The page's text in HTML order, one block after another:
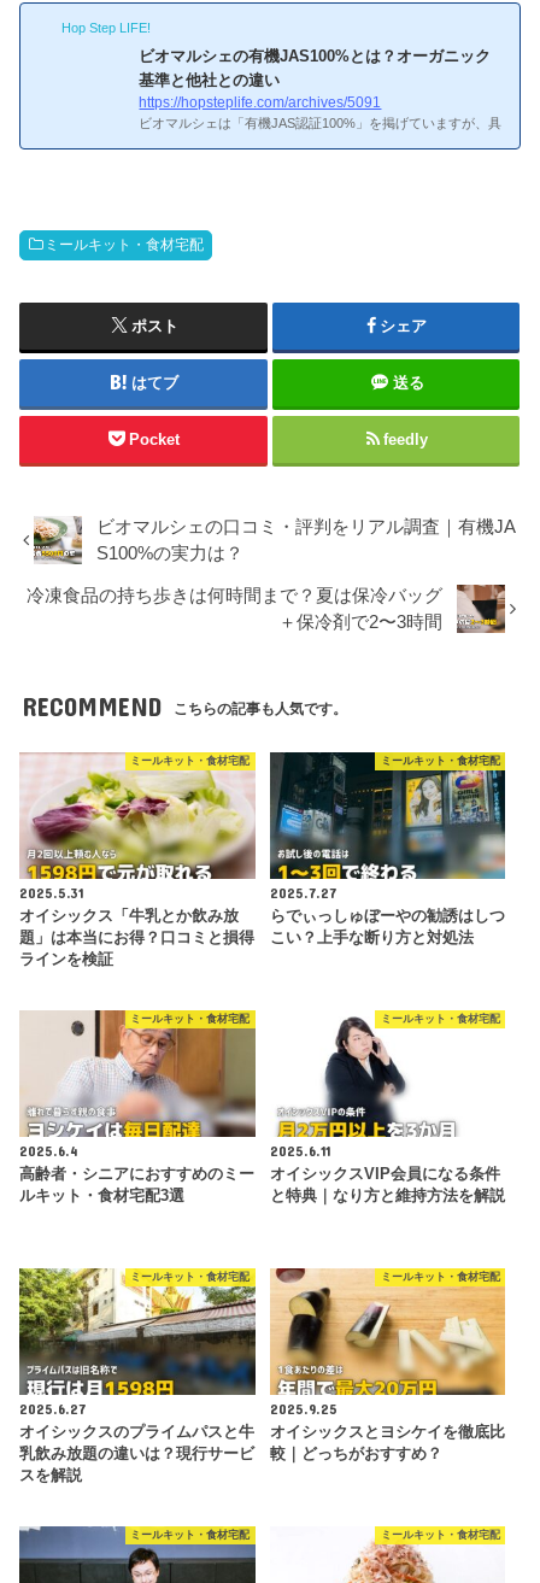
めて聞いた。教えて！年会費5,500円の内訳と考え方年会費5,
500円を月額に換算すると約458円。1か月あたり458円で有
機JAS100%の品質管理・安全基準が保証されると考えれば、
決して高くはありません。スーパーの有機野菜コーナーで同
等品質の野菜を買うよりも安く済むケースも多いです。年会
費の元が取れるか検証のコツがわかってスッキリした！年会
費の元が取れる...
Hop Step LIFE!
ビオマルシェの有機JAS100%とは？オーガニック
基準と他社との違い
https://hopsteplife.com/archives/5091
ビオマルシェは「有機JAS認証100%」を掲げていますが、具
を使わず、3年以上有機栽培を続けた圃場で生産する必要が
0%とはについて整理...
ミールキット・食材宅配
ポスト シェア
はてブ 送る
Pocket feedly
ビオマルシェの口コミ・評判をリアル調査｜有機JA
S100%の実力は？
冷凍食品の持ち歩きは何時間まで？夏は保冷バッグ
＋保冷剤で2〜3時間
RECOMMEND こちらの記事も人気です。
ミールキット・食材宅配
2025.5.31
オイシックス「牛乳とか飲み放
題」は本当にお得？口コミと損得
ラインを検証
ミールキット・食材宅配
2025.7.27
らでぃっしゅぼーやの勧誘はしつ
こい？上手な断り方と対処法
ミールキット・食材宅配
2025.6.4
高齢者・シニアにおすすめのミー
ルキット・食材宅配3選
ミールキット・食材宅配
2025.6.11
オイシックスVIP会員になる条件
と特典｜なり方と維持方法を解説
ミールキット・食材宅配
2025.6.27
オイシックスのプライムパスと牛
乳飲み放題の違いは？現行サービ
スを解説
ミールキット・食材宅配
2025.9.25
オイシックスとヨシケイを徹底比
較｜どっちがおすすめ？
ミールキット・食材宅配 ミールキット・食材宅配